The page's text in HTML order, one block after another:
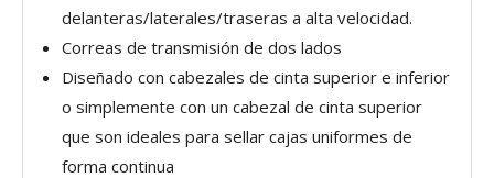
delanteras/laterales/traseras a alta velocidad.
Correas de transmisión de dos lados
Diseñado con cabezales de cinta superior e inferior
o simplemente con un cabezal de cinta superior
que son ideales para sellar cajas uniformes de
forma continua